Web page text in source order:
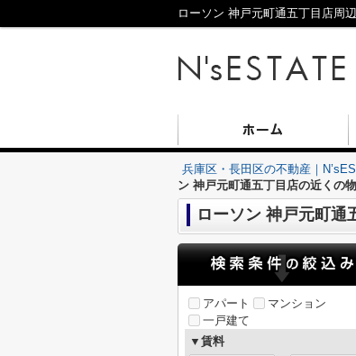
ローソン 神戸元町通五丁目店周
兵庫区・長田区の不動産｜
ン 神戸元町通五丁目店の近くの
ローソン 神戸元町通
アパート
マンション
一戸建て
▼賃料